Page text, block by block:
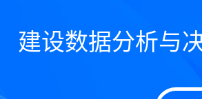
建设数据分析与